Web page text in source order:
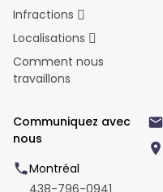
Infractions
Localisations
Comment nous
travaillons
Communiquez avec
nous
Montréal
438-796-0941